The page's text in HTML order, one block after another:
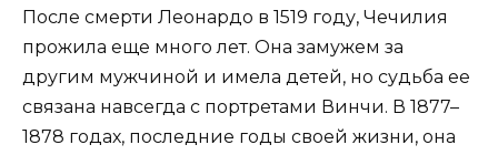
После смерти Леонардо в 1519 году, Чечилия
прожила еще много лет. Она замужем за
другим мужчиной и имела детей, но судьба ее
связана навсегда с портретами Винчи. В 1877–
1878 годах, последние годы своей жизни, она